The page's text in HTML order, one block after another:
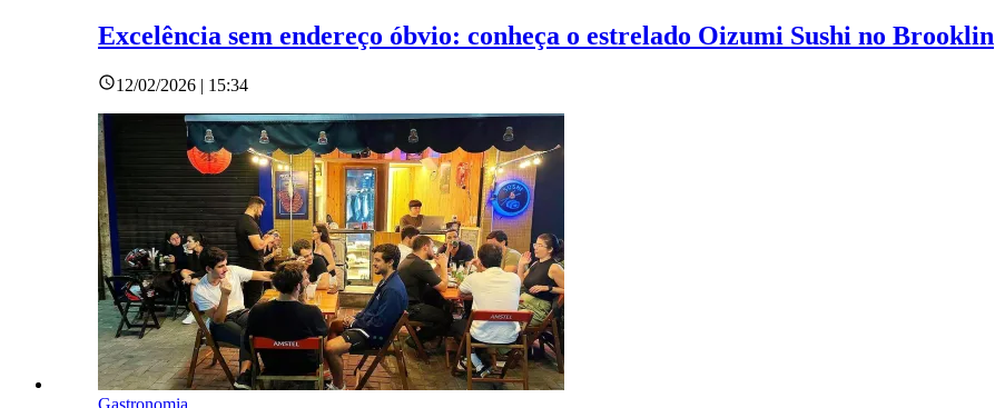
Excelência sem endereço óbvio: conheça o estrelado Oizumi Sushi no Brooklin
12/02/2026 | 15:34